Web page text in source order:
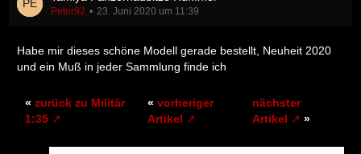
Peter92 23. Juni 2020 um 11:39
Habe mir dieses schöne Modell gerade bestellt, Neuheit 2020
und ein Muß in jeder Sammlung finde ich
« zurück zu Militär
1:35
« vorheriger
Artikel
nächster
Artikel
»